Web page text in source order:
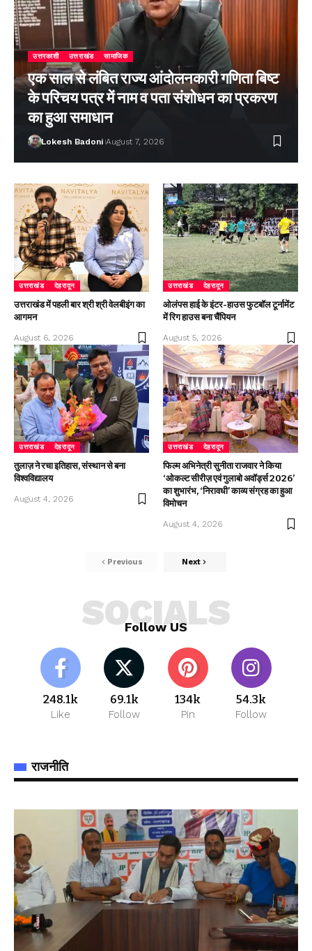
उत्तरकाशी उत्तराखंड सामाजिक
एक साल से लंबित राज्य आंदोलनकारी गणिता बिष्ट
के परिचय पत्र में नाम व पता संशोधन का प्रकरण
का हुआ समाधान
Lokesh Badoni August 7, 2026
उत्तराखंड देहरादून
उत्तराखंड में पहली बार श्री श्री वेलबीइंग का
आगमन
August 6, 2026
उत्तराखंड देहरादून
ओलंपस हाई के इंटर-हाउस फुटबॉल टूर्नामेंट
में रिग हाउस बना चैंपियन
August 5, 2026
उत्तराखंड देहरादून
तुलाज़ ने रचा इतिहास, संस्थान से बना
विश्वविद्यालय
August 4, 2026
उत्तराखंड देहरादून
फिल्म अभिनेत्री सुनीता राजवार ने किया
‘ओकल्ट सीरीज़ एवं गुलाबो अवॉर्ड्स 2026’
का शुभारंभ, ‘निरावधी’ काव्य संग्रह का हुआ
विमोचन
August 4, 2026
Previous Next
Follow US
SOCIALS
248.1k
Like
69.1k
Follow
134k
Pin
54.3k
Follow
राजनीति